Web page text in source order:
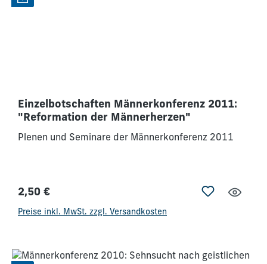
miteinander. Mögen wir den Vater im Himmel immer
Einzelbotschaften Männerkonferenz 2011:
"Reformation der Männerherzen"
Plenen und Seminare der Männerkonferenz 2011
Regulärer Preis:
2,50 €
Preise inkl. MwSt. zzgl. Versandkosten